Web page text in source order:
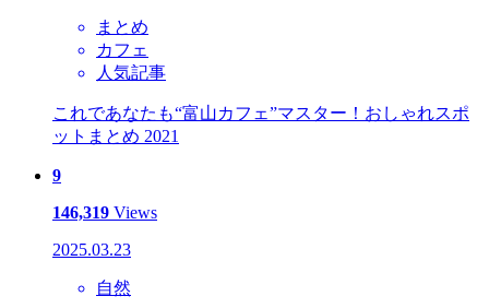
まとめ
カフェ
人気記事
これであなたも“富山カフェ”マスター！おしゃれスポ
ットまとめ 2021
9
146,319 Views
2025.03.23
自然